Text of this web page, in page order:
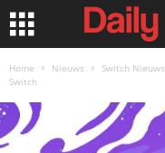
Home Nieuws Switch Nieuws
Switch